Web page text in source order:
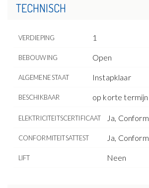
TECHNISCH
VERDIEPING 1
BEBOUWING Open
ALGEMENE STAAT Instapklaar
BESCHIKBAAR op korte termijn
ELEKTRICITEITSCERTIFICAAT Ja, Conform
CONFORMITEITSATTEST Ja, Conform
LIFT Neen